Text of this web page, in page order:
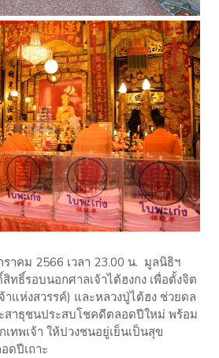
าคม 2566 เวลา 23.00 น. มูลนิธิฯ
ธิ์รอบนอกศาลเจ้าไต้ฮงกง เพื่อตั้งจิต
แห่งสวรรค์) และหลวงปู่ไต้ฮง ช่วยดล
าธุชนประสบโชคดีตลอดปีใหม่ พร้อม
ทพเจ้า ให้ปวงชนอยู่เย็นเป็นสุข
ดปีเถาะ